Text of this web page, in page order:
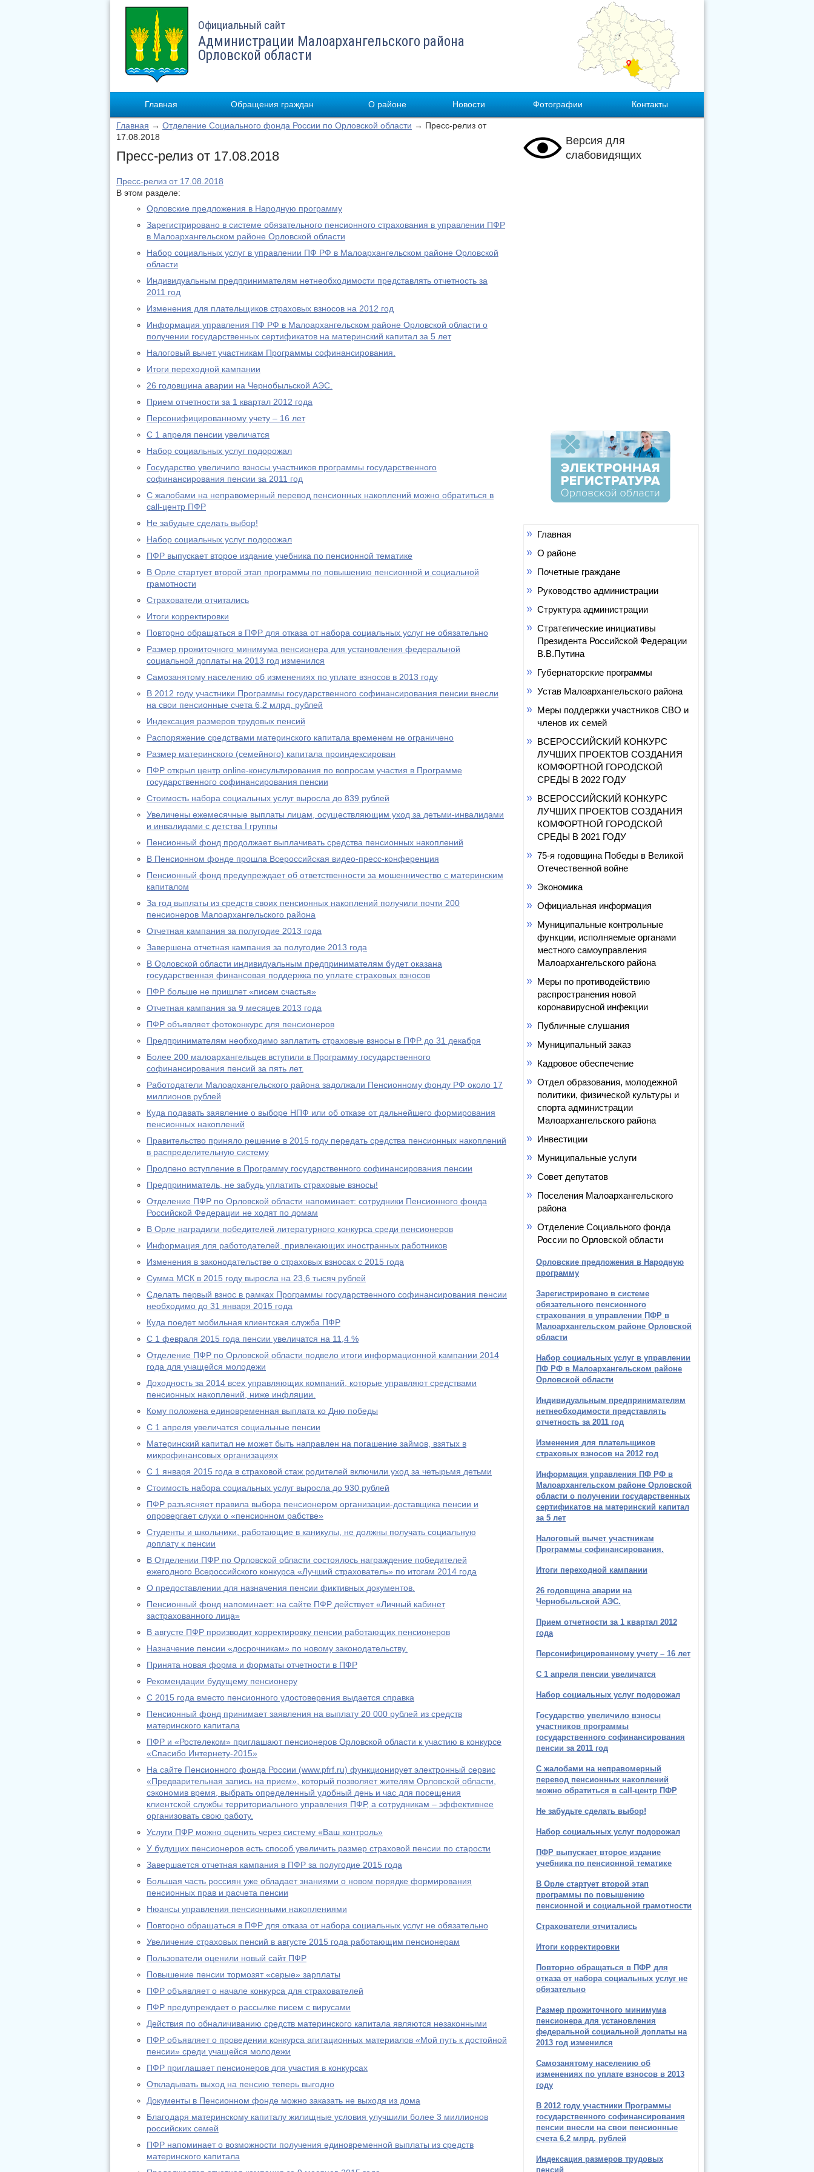
Официальный сайт
Администрации Малоархангельского района
Орловской области
Главная Обращения граждан О районе Новости Фотографии Контакты
Главная → Отделение Социального фонда России по Орловской области → Пресс-релиз от
17.08.2018
Пресс-релиз от 17.08.2018
Пресс-релиз от 17.08.2018
В этом разделе:
Орловские предложения в Народную программу
Зарегистрировано в системе обязательного пенсионного страхования в управлении ПФР
в Малоархангельском районе Орловской области
Набор социальных услуг в управлении ПФ РФ в Малоархангельском районе Орловской
области
Индивидуальным предпринимателям нетнеобходимости представлять отчетность за
2011 год
Изменения для плательщиков страховых взносов на 2012 год
Информация управления ПФ РФ в Малоархангельском районе Орловской области о
получении государственных сертификатов на материнский капитал за 5 лет
Налоговый вычет участникам Программы софинансирования.
Итоги переходной кампании
26 годовщина аварии на Чернобыльской АЭС.
Прием отчетности за 1 квартал 2012 года
Персонифицированному учету – 16 лет
С 1 апреля пенсии увеличатся
Набор социальных услуг подорожал
Государство увеличило взносы участников программы государственного
софинансирования пенсии за 2011 год
С жалобами на неправомерный перевод пенсионных накоплений можно обратиться в
call-центр ПФР
Не забудьте сделать выбор!
Набор социальных услуг подорожал
ПФР выпускает второе издание учебника по пенсионной тематике
В Орле стартует второй этап программы по повышению пенсионной и социальной
грамотности
Страхователи отчитались
Итоги корректировки
Повторно обращаться в ПФР для отказа от набора социальных услуг не обязательно
Размер прожиточного минимума пенсионера для установления федеральной
социальной доплаты на 2013 год изменился
Самозанятому населению об изменениях по уплате взносов в 2013 году
В 2012 году участники Программы государственного софинансирования пенсии внесли
на свои пенсионные счета 6,2 млрд. рублей
Индексация размеров трудовых пенсий
Распоряжение средствами материнского капитала временем не ограничено
Размер материнского (семейного) капитала проиндексирован
ПФР открыл центр online-консультирования по вопросам участия в Программе
государственного софинансирования пенсии
Стоимость набора социальных услуг выросла до 839 рублей
Увеличены ежемесячные выплаты лицам, осуществляющим уход за детьми-инвалидами
и инвалидами с детства I группы
Пенсионный фонд продолжает выплачивать средства пенсионных накоплений
В Пенсионном фонде прошла Всероссийская видео-пресс-конференция
Пенсионный фонд предупреждает об ответственности за мошенничество с материнским
капиталом
За год выплаты из средств своих пенсионных накоплений получили почти 200
пенсионеров Малоархангельского района
Отчетная кампания за полугодие 2013 года
Завершена отчетная кампания за полугодие 2013 года
В Орловской области индивидуальным предпринимателям будет оказана
государственная финансовая поддержка по уплате страховых взносов
ПФР больше не пришлет «писем счастья»
Отчетная кампания за 9 месяцев 2013 года
ПФР объявляет фотоконкурс для пенсионеров
Предпринимателям необходимо заплатить страховые взносы в ПФР до 31 декабря
Более 200 малоархангельцев вступили в Программу государственного
софинансирования пенсий за пять лет.
Работодатели Малоархангельского района задолжали Пенсионному фонду РФ около 17
миллионов рублей
Куда подавать заявление о выборе НПФ или об отказе от дальнейшего формирования
пенсионных накоплений
Правительство приняло решение в 2015 году передать средства пенсионных накоплений
в распределительную систему
Продлено вступление в Программу государственного софинансирования пенсии
Предприниматель, не забудь уплатить страховые взносы!
Отделение ПФР по Орловской области напоминает: сотрудники Пенсионного фонда
Российской Федерации не ходят по домам
В Орле наградили победителей литературного конкурса среди пенсионеров
Информация для работодателей, привлекающих иностранных работников
Изменения в законодательстве о страховых взносах с 2015 года
Сумма МСК в 2015 году выросла на 23,6 тысяч рублей
Сделать первый взнос в рамках Программы государственного софинансирования пенсии
необходимо до 31 января 2015 года
Куда поедет мобильная клиентская служба ПФР
С 1 февраля 2015 года пенсии увеличатся на 11,4 %
Отделение ПФР по Орловской области подвело итоги информационной кампании 2014
года для учащейся молодежи
Доходность за 2014 всех управляющих компаний, которые управляют средствами
пенсионных накоплений, ниже инфляции.
Кому положена единовременная выплата ко Дню победы
С 1 апреля увеличатся социальные пенсии
Материнский капитал не может быть направлен на погашение займов, взятых в
микрофинансовых организациях
С 1 января 2015 года в страховой стаж родителей включили уход за четырьмя детьми
Стоимость набора социальных услуг выросла до 930 рублей
ПФР разъясняет правила выбора пенсионером организации-доставщика пенсии и
опровергает слухи о «пенсионном рабстве»
Студенты и школьники, работающие в каникулы, не должны получать социальную
доплату к пенсии
В Отделении ПФР по Орловской области состоялось награждение победителей
ежегодного Всероссийского конкурса «Лучший страхователь» по итогам 2014 года
О предоставлении для назначения пенсии фиктивных документов.
Пенсионный фонд напоминает: на сайте ПФР действует «Личный кабинет
застрахованного лица»
В августе ПФР производит корректировку пенсии работающих пенсионеров
Назначение пенсии «досрочникам» по новому законодательству.
Принята новая форма и форматы отчетности в ПФР
Рекомендации будущему пенсионеру
С 2015 года вместо пенсионного удостоверения выдается справка
Пенсионный фонд принимает заявления на выплату 20 000 рублей из средств
материнского капитала
ПФР и «Ростелеком» приглашают пенсионеров Орловской области к участию в конкурсе
«Спасибо Интернету-2015»
На сайте Пенсионного фонда России (www.pfrf.ru) функционирует электронный сервис
«Предварительная запись на прием», который позволяет жителям Орловской области,
сэкономив время, выбрать определенный удобный день и час для посещения
клиентской службы территориального управления ПФР, а сотрудникам – эффективнее
организовать свою работу.
Услуги ПФР можно оценить через систему «Ваш контроль»
У будущих пенсионеров есть способ увеличить размер страховой пенсии по старости
Завершается отчетная кампания в ПФР за полугодие 2015 года
Большая часть россиян уже обладает знаниями о новом порядке формирования
пенсионных прав и расчета пенсии
Нюансы управления пенсионными накоплениями
Повторно обращаться в ПФР для отказа от набора социальных услуг не обязательно
Увеличение страховых пенсий в августе 2015 года работающим пенсионерам
Пользователи оценили новый сайт ПФР
Повышение пенсии тормозят «серые» зарплаты
ПФР объявляет о начале конкурса для страхователей
ПФР предупреждает о рассылке писем с вирусами
Действия по обналичиванию средств материнского капитала являются незаконными
ПФР объявляет о проведении конкурса агитационных материалов «Мой путь к достойной
пенсии» среди учащейся молодежи
ПФР приглашает пенсионеров для участия в конкурсах
Откладывать выход на пенсию теперь выгодно
Документы в Пенсионном фонде можно заказать не выходя из дома
Благодаря материнскому капиталу жилищные условия улучшили более 3 миллионов
российских семей
ПФР напоминает о возможности получения единовременной выплаты из средств
материнского капитала
Версия для
слабовидящих
Главная
О районе
Почетные граждане
Руководство администрации
Структура администрации
Стратегические инициативы
Президента Российской Федерации
В.В.Путина
Губернаторские программы
Устав Малоархангельского района
Меры поддержки участников СВО и
членов их семей
ВСЕРОССИЙСКИЙ КОНКУРС
ЛУЧШИХ ПРОЕКТОВ СОЗДАНИЯ
КОМФОРТНОЙ ГОРОДСКОЙ
СРЕДЫ В 2022 ГОДУ
ВСЕРОССИЙСКИЙ КОНКУРС
ЛУЧШИХ ПРОЕКТОВ СОЗДАНИЯ
КОМФОРТНОЙ ГОРОДСКОЙ
СРЕДЫ В 2021 ГОДУ
75-я годовщина Победы в Великой
Отечественной войне
Экономика
Официальная информация
Муниципальные контрольные
функции, исполняемые органами
местного самоуправления
Малоархангельского района
Меры по противодействию
распространения новой
коронавирусной инфекции
Публичные слушания
Муниципальный заказ
Кадровое обеспечение
Отдел образования, молодежной
политики, физической культуры и
спорта администрации
Малоархангельского района
Инвестиции
Муниципальные услуги
Совет депутатов
Поселения Малоархангельского
района
Отделение Социального фонда
России по Орловской области
Орловские предложения в Народную
программу
Зарегистрировано в системе
обязательного пенсионного
страхования в управлении ПФР в
Малоархангельском районе Орловской
области
Набор социальных услуг в управлении
ПФ РФ в Малоархангельском районе
Орловской области
Индивидуальным предпринимателям
нетнеобходимости представлять
отчетность за 2011 год
Изменения для плательщиков
страховых взносов на 2012 год
Информация управления ПФ РФ в
Малоархангельском районе Орловской
области о получении государственных
сертификатов на материнский капитал
за 5 лет
Налоговый вычет участникам
Программы софинансирования.
Итоги переходной кампании
26 годовщина аварии на
Чернобыльской АЭС.
Прием отчетности за 1 квартал 2012
года
Персонифицированному учету – 16 лет
С 1 апреля пенсии увеличатся
Набор социальных услуг подорожал
Государство увеличило взносы
участников программы
государственного софинансирования
пенсии за 2011 год
С жалобами на неправомерный
перевод пенсионных накоплений
можно обратиться в call-центр ПФР
Не забудьте сделать выбор!
Набор социальных услуг подорожал
ПФР выпускает второе издание
учебника по пенсионной тематике
В Орле стартует второй этап
программы по повышению
пенсионной и социальной грамотности
Страхователи отчитались
Итоги корректировки
Повторно обращаться в ПФР для
отказа от набора социальных услуг не
обязательно
Размер прожиточного минимума
пенсионера для установления
федеральной социальной доплаты на
2013 год изменился
Самозанятому населению об
изменениях по уплате взносов в 2013
году
В 2012 году участники Программы
государственного софинансирования
пенсии внесли на свои пенсионные
счета 6,2 млрд. рублей
Индексация размеров трудовых
пенсий